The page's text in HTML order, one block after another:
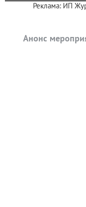
Реклама: ИП
Анонс